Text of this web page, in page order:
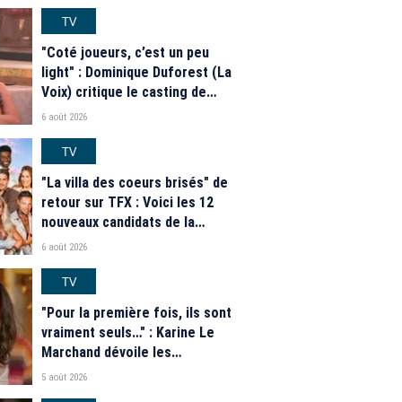
TV
"Coté joueurs, c’est un peu
light" : Dominique Duforest (La
Voix) critique le casting de
"Secret Story" 2026
6 août 2026
TV
"La villa des coeurs brisés" de
retour sur TFX : Voici les 12
nouveaux candidats de la
saison 2026
6 août 2026
TV
"Pour la première fois, ils sont
vraiment seuls…" : Karine Le
Marchand dévoile les
nouveautés des speed dating
5 août 2026